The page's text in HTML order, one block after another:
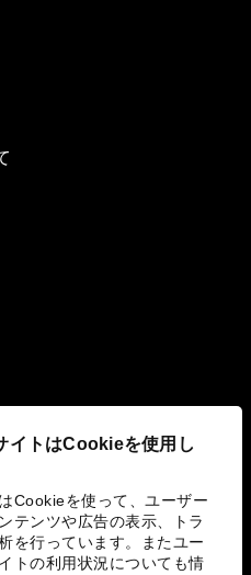
イトはCookieを使用し
Cookieを使って、ユーザー
テンツや広告の表示、トラ
を行っています。またユー
トの利用状況についても情